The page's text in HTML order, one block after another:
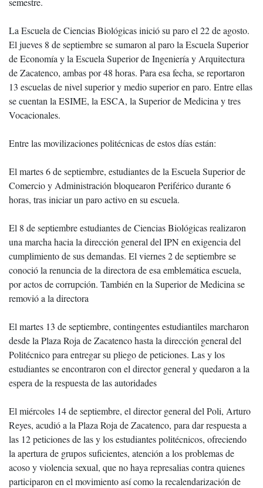
La Escuela de Ciencias Biológicas inició su paro el 22 de agosto.
El jueves 8 de septiembre se sumaron al paro la Escuela Superior
de Economía y la Escuela Superior de Ingeniería y Arquitectura
de Zacatenco, ambas por 48 horas. Para esa fecha, se reportaron
13 escuelas de nivel superior y medio superior en paro. Entre ellas
se cuentan la ESIME, la ESCA, la Superior de Medicina y tres
Vocacionales.
Entre las movilizaciones politécnicas de estos días están:
El martes 6 de septiembre, estudiantes de la Escuela Superior de
Comercio y Administración bloquearon Periférico durante 6
horas, tras iniciar un paro activo en su escuela.
El 8 de septiembre estudiantes de Ciencias Biológicas realizaron
una marcha hacia la dirección general del IPN en exigencia del
cumplimiento de sus demandas. El viernes 2 de septiembre se
conoció la renuncia de la directora de esa emblemática escuela,
por actos de corrupción. También en la Superior de Medicina se
removió a la directora
El martes 13 de septiembre, contingentes estudiantiles marcharon
desde la Plaza Roja de Zacatenco hasta la dirección general del
Politécnico para entregar su pliego de peticiones. Las y los
estudiantes se encontraron con el director general y quedaron a la
espera de la respuesta de las autoridades
El miércoles 14 de septiembre, el director general del Poli, Arturo
Reyes, acudió a la Plaza Roja de Zacatenco, para dar respuesta a
las 12 peticiones de las y los estudiantes politécnicos, ofreciendo
la apertura de grupos suficientes, atención a los problemas de
acoso y violencia sexual, que no haya represalias contra quienes
participaron en el movimiento así como la recalendarización de